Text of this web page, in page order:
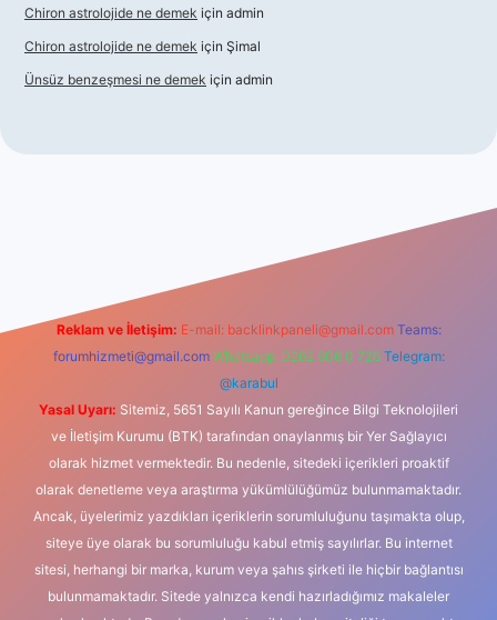
Chiron astrolojide ne demek için admin
Chiron astrolojide ne demek için Şimal
Ünsüz benzeşmesi ne demek için admin
Reklam ve İletişim: E-mail: backlinkpaneli@gmail.com Teams:
forumhizmeti@gmail.com Whatsapp: 0262 606 0 726 Telegram:
@karabul
Yasal Uyarı: Sitemiz, 5651 Sayılı Kanun gereğince Bilgi Teknolojileri
ve İletişim Kurumu (BTK) tarafından onaylanmış bir Yer Sağlayıcı
olarak hizmet vermektedir. Bu nedenle, sitedeki içerikleri proaktif
olarak denetleme veya araştırma yükümlülüğümüz bulunmamaktadır.
Ancak, üyelerimiz yazdıkları içeriklerin sorumluluğunu taşımakta olup,
siteye üye olarak bu sorumluluğu kabul etmiş sayılırlar. Bu internet
sitesi, herhangi bir marka, kurum veya şahıs şirketi ile hiçbir bağlantısı
bulunmamaktadır. Sitede yalnızca kendi hazırladığımız makaleler